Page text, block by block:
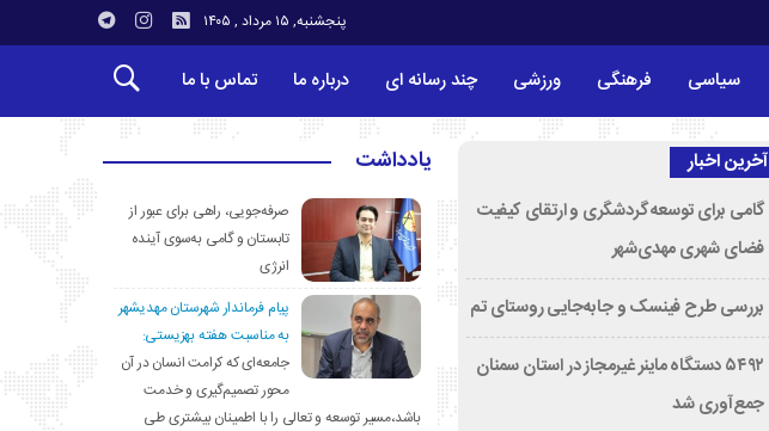
پنجشنبه, ۱۵ مرداد , ۱۴۰۵
سیاسی فرهنگی ورزشی چند رسانه ای درباره ما تماس با ما
آخرین اخبار
گامی برای توسعه گردشگری و ارتقای کیفیت
فضای شهری مهدی‌شهر
بررسی طرح فینسک و جابه‌جایی روستای تم
۵۴۹۲ دستگاه ماینر غیرمجاز در استان سمنان
جمع‌آوری شد
یادداشت
صرفه‌جویی، راهی برای عبور از
تابستان و گامی به‌سوی آینده
انرژی
پیام فرماندار شهرستان مهدیشهر
به مناسبت هفته بهزیستی:
جامعه‌ای که کرامت انسان در آن
محور تصمیم‌گیری و خدمت
باشد،مسیر توسعه و تعالی را با اطمینان بیشتری طی